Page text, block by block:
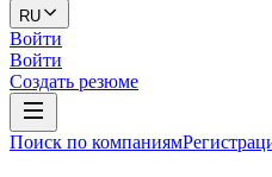
RU
Войти
Войти
Создать резюме
Поиск по компаниям